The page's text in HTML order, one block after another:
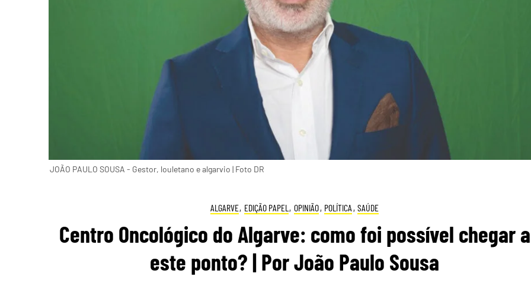
JOÃO PAULO SOUSA - Gestor, louletano e algarvio | Foto DR
ALGARVE, EDIÇÃO PAPEL , OPINIÃO, POLÍTICA , SAÚDE
Centro Oncológico do Algarve: como foi possível chegar a
este ponto? | Por João Paulo Sousa